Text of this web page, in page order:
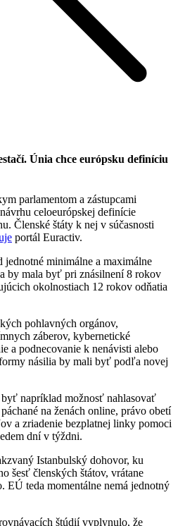
Únia chce európsku definíciu
parlamentom a zástupcami
celoeurópskej definície
Členské štáty k nej v súčasnosti
portál Euractiv.
jednotné minimálne a maximálne
by mala byť pri znásilnení 8 rokov
okolnostiach 12 rokov odňatia
pohlavných orgánov,
záberov, kybernetické
a podnecovanie k nenávisti alebo
násilia by mali byť podľa novej
napríklad možnosť nahlasovať
na ženách online, právo obetí
a zriadenie bezplatnej linky pomoci
dní v týždni.
Istanbulský dohovor, ku
šesť členských štátov, vrátane
EÚ teda momentálne nemá jednotný
štúdií vyplynulo, že